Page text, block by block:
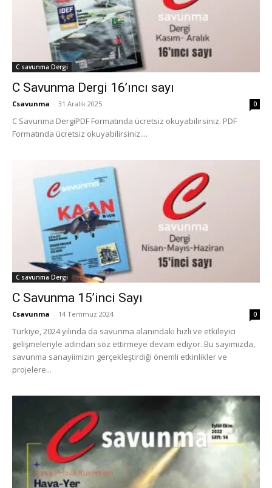
C savunma Dergi
C Savunma Dergi 16’ıncı sayı
Csavunma - 31 Aralık 2025 0
C Savunma DergiPDF Formatında ücretsiz okuyabilirsiniz. PDF
Formatında ücretsiz okuyabilirsiniz....
C savunma Dergi
C Savunma 15’inci Sayı
Csavunma - 14 Temmuz 2024 0
Türkiye, 2024 yılında da savunma alanındaki hızlı ve etkileyici
gelişmeleriyle adından söz ettirmeye devam ediyor. Bu sayımızda,
savunma sanayiimizin gerçekleştirdiği önemli etkinlikler ve
projelere...